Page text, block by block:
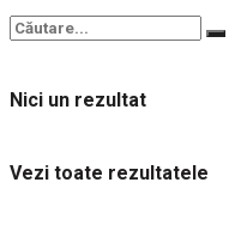
Nici un rezultat
Vezi toate rezultatele